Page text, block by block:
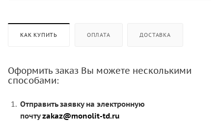
КАК КУПИТЬ ОПЛАТА ДОСТАВКА
Оформить заказ Вы можете несколькими
способами:
Отправить заявку на электронную
почтуzakaz@monolit-td.ru